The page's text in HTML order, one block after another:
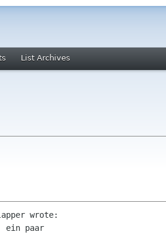
List Archives
wrote:
ein paar